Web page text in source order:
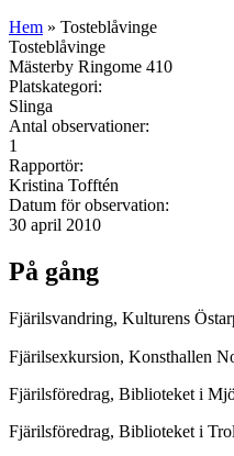
Hem » Tosteblåvinge
Tosteblåvinge
Mästerby Ringome 410
Platskategori:
Slinga
Antal observationer:
1
Rapportör:
Kristina Tofftén
Datum för observation:
30 april 2010
På gång
Fjärilsvandring, Kulturens
Fjärilsexkursion, Konsthallen
Fjärilsföredrag, Biblioteket i
Fjärilsföredrag, Biblioteket i